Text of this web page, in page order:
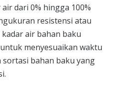
dari 0% hingga 100%
resistensi atau
air bahan baku
menyesuaikan waktu
bahan baku yang